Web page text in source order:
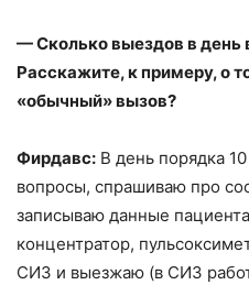
— Сколько выездов в день
Расскажите, к примеру, о
«обычный» вызов?
Фирдавс: В день порядка
вопросы, спрашиваю про
записываю данные
концентратор,
СИЗ и выезжаю (в СИЗ